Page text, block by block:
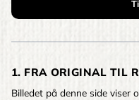
1. FRA ORIGINAL TIL
Billedet på denne side viser